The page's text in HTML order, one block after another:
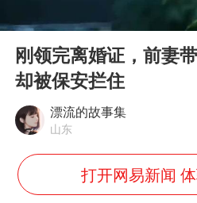
新疆一
云南一男
Play
刚领完离婚证，前妻
却被保安拦住
漂流的故事集
山东
打开网易新闻